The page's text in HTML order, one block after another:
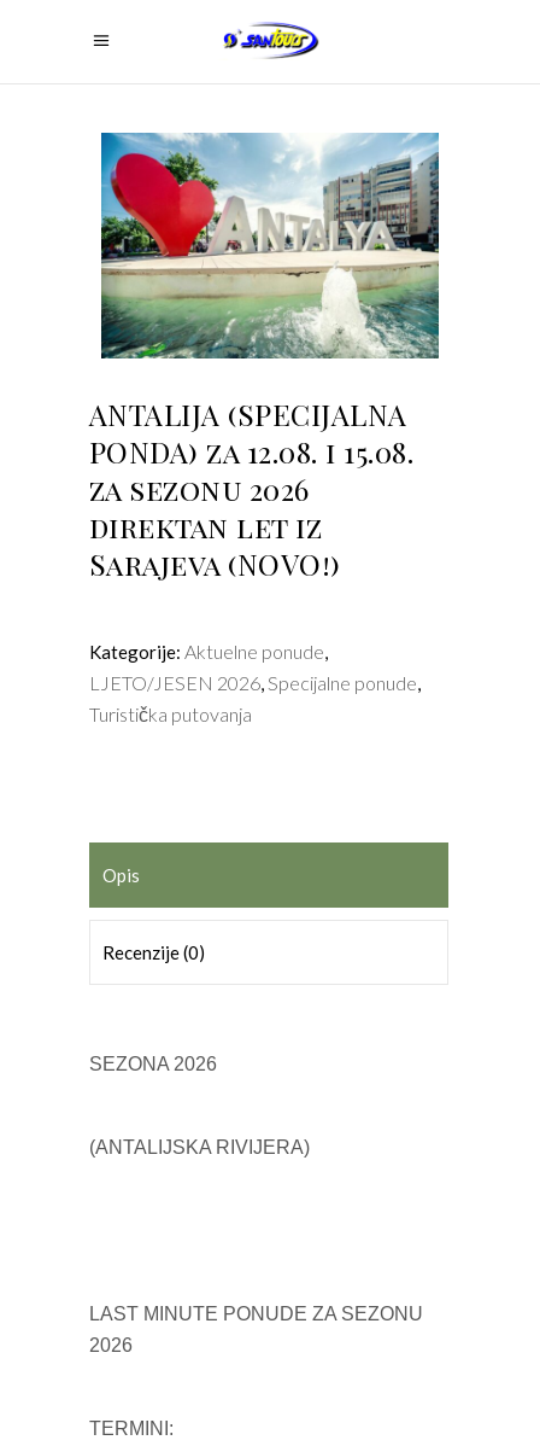
ANTALIJA (SPECIJALNA
PONDA) za 12.08. i 15.08.
za sezonu 2026
direktan let iz
Sarajeva (NOVO!)
Kategorije: Aktuelne ponude,
LJETO/JESEN 2026, Specijalne ponude,
Turistička putovanja
Opis
Recenzije (0)
SEZONA 2026
(ANTALIJSKA RIVIJERA)
LAST MINUTE PONUDE ZA SEZONU
2026
TERMINI: